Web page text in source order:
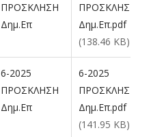
ΠΡΟΣΚΛΗΣΗ
Δημ.Επ
ΠΡΟΣΚΛΗΣΗ
Δημ.Επ.pdf
(138.46 KB)
6-2025
ΠΡΟΣΚΛΗΣΗ
Δημ.Επ
6-2025
ΠΡΟΣΚΛΗΣΗ
Δημ.Επ.pdf
(141.95 KB)